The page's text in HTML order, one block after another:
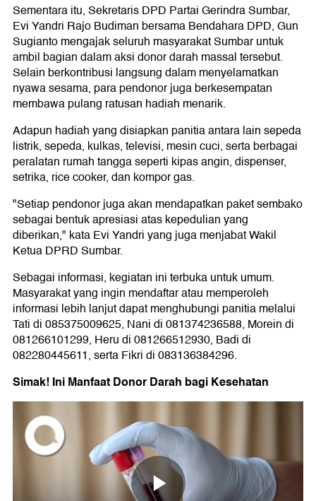
Sementara itu, Sekretaris DPD Partai Gerindra Sumbar,
Evi Yandri Rajo Budiman bersama Bendahara DPD, Gun
Sugianto mengajak seluruh masyarakat Sumbar untuk
ambil bagian dalam aksi donor darah massal tersebut.
Selain berkontribusi langsung dalam menyelamatkan
nyawa sesama, para pendonor juga berkesempatan
membawa pulang ratusan hadiah menarik.
Adapun hadiah yang disiapkan panitia antara lain sepeda
listrik, sepeda, kulkas, televisi, mesin cuci, serta berbagai
peralatan rumah tangga seperti kipas angin, dispenser,
setrika, rice cooker, dan kompor gas.
"Setiap pendonor juga akan mendapatkan paket sembako
sebagai bentuk apresiasi atas kepedulian yang
diberikan," kata Evi Yandri yang juga menjabat Wakil
Ketua DPRD Sumbar.
Sebagai informasi, kegiatan ini terbuka untuk umum.
Masyarakat yang ingin mendaftar atau memperoleh
informasi lebih lanjut dapat menghubungi panitia melalui
Tati di 085375009625, Nani di 081374236588, Morein di
081266101299, Heru di 081266512930, Badi di
082280445611, serta Fikri di 083136384296.
Simak! Ini Manfaat Donor Darah bagi Kesehatan